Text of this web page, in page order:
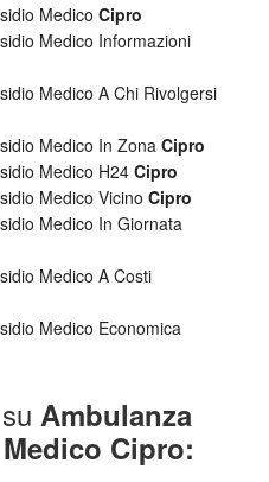
Medico Cipro
Medico Informazioni
Medico A Chi Rivolgersi
Medico In Zona Cipro
Medico H24 Cipro
Medico Vicino Cipro
Medico In Giornata
Medico A Costi
Medico Economica
Ambulanza
Cipro: